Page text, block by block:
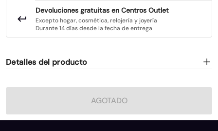
Devoluciones gratuitas en Centros Outlet
Excepto hogar, cosmética, relojería y joyería
Durante 14 días desde la fecha de entrega
Detalles del producto
AGOTADO